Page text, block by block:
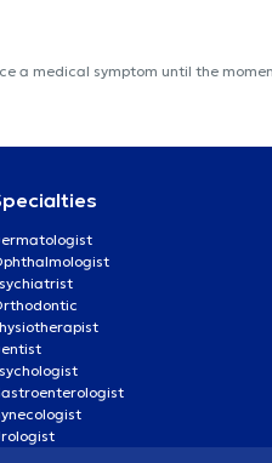
a medical symptom until the